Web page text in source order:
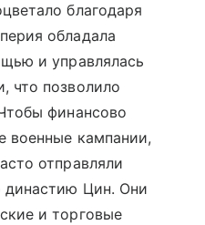
благодаря
обладала
и управлялась
что позволило
финансово
военные кампании,
отправляли
династию Цин. Они
и торговые